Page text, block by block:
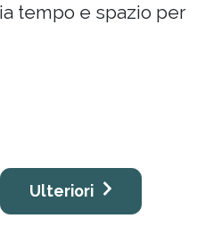
tempo e spazio per
Ulteriori